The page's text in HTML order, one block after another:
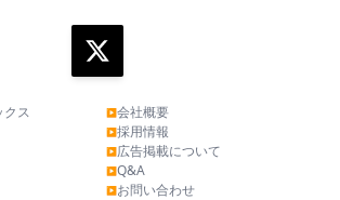
クス ▶会社概要
▶採用情報
▶広告掲載について
▶Q&A
▶お問い合わせ